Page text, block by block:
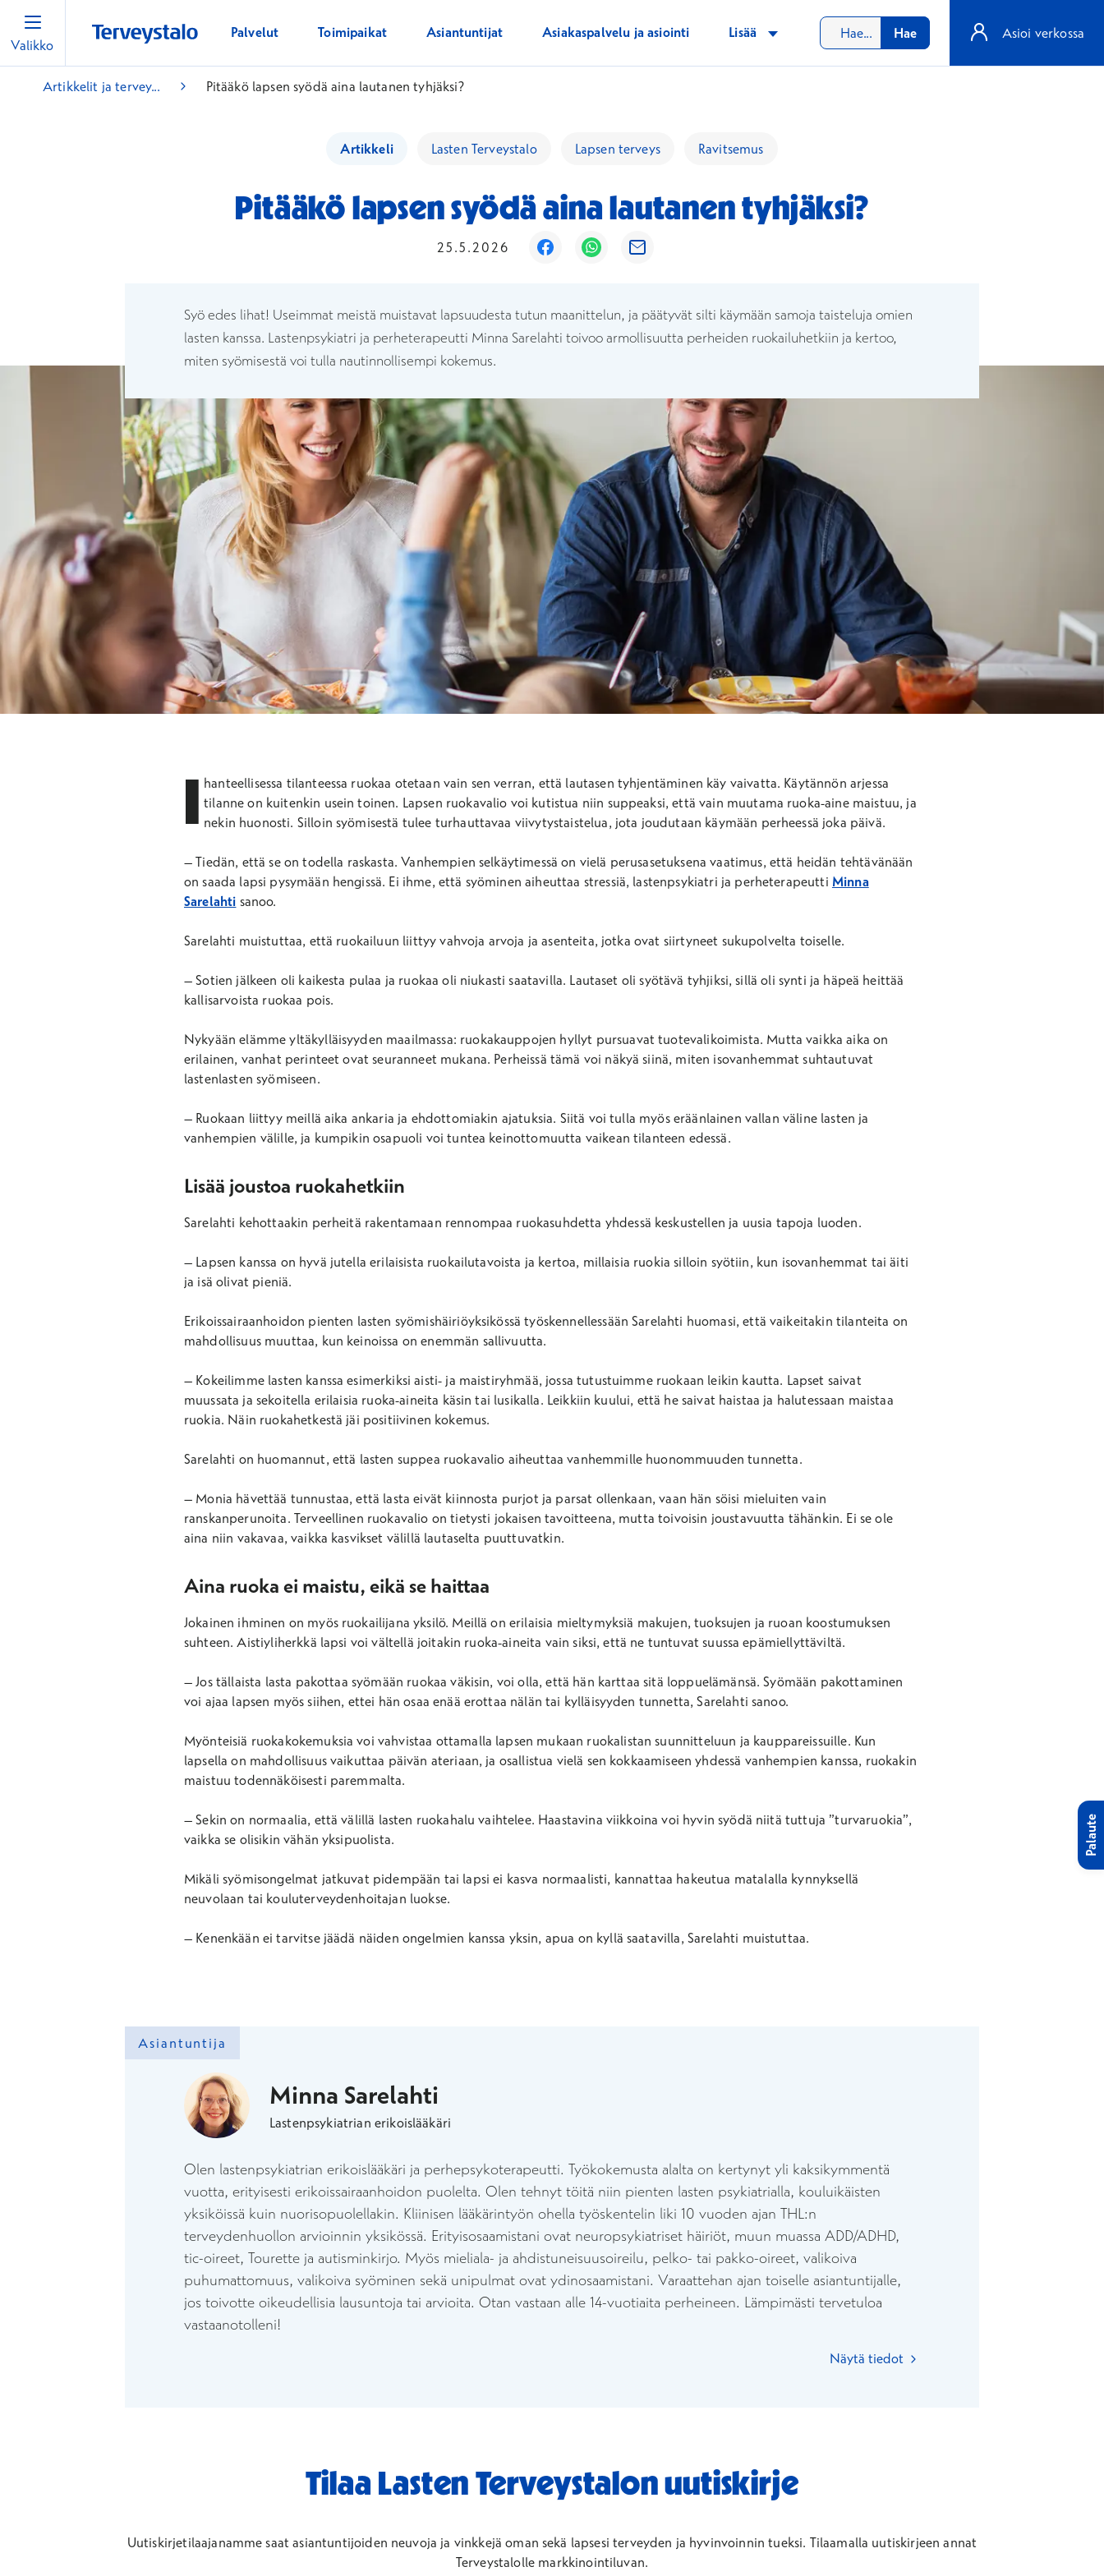
Valikko
Palvelut Toimipaikat Asiantuntijat Asiakaspalvelu ja asiointi Lisää Hae Asioi verkossa
Artikkelit ja tervey... Pitääkö lapsen syödä aina lautanen tyhjäksi?
Artikkeli Lasten Terveystalo Lapsen terveys Ravitsemus
Pitääkö lapsen syödä aina lautanen tyhjäksi?
25.5.2026 Avautuu uuteen ikkunaan
Avautuu uuteen ikkunaan
Avautuu uuteen ikkunaan
Syö edes lihat! Useimmat meistä muistavat lapsuudesta tutun maanittelun, ja päätyvät silti käymään samoja taisteluja omien
lasten kanssa. Lastenpsykiatri ja perheterapeutti Minna Sarelahti toivoo armollisuutta perheiden ruokailuhetkiin ja kertoo,
miten syömisestä voi tulla nautinnollisempi kokemus.
I hanteellisessa tilanteessa ruokaa otetaan vain sen verran, että lautasen tyhjentäminen käy vaivatta. Käytännön arjessa
tilanne on kuitenkin usein toinen. Lapsen ruokavalio voi kutistua niin suppeaksi, että vain muutama ruoka-aine maistuu, ja
nekin huonosti. Silloin syömisestä tulee turhauttavaa viivytystaistelua, jota joudutaan käymään perheessä joka päivä.
– Tiedän, että se on todella raskasta. Vanhempien selkäytimessä on vielä perusasetuksena vaatimus, että heidän tehtävänään
on saada lapsi pysymään hengissä. Ei ihme, että syöminen aiheuttaa stressiä, lastenpsykiatri ja perheterapeutti Minna
Sarelahti sanoo.
Sarelahti muistuttaa, että ruokailuun liittyy vahvoja arvoja ja asenteita, jotka ovat siirtyneet sukupolvelta toiselle.
– Sotien jälkeen oli kaikesta pulaa ja ruokaa oli niukasti saatavilla. Lautaset oli syötävä tyhjiksi, sillä oli synti ja häpeä heittää
kallisarvoista ruokaa pois.
Nykyään elämme yltäkylläisyyden maailmassa: ruokakauppojen hyllyt pursuavat tuotevalikoimista. Mutta vaikka aika on
erilainen, vanhat perinteet ovat seuranneet mukana. Perheissä tämä voi näkyä siinä, miten isovanhemmat suhtautuvat
lastenlasten syömiseen.
– Ruokaan liittyy meillä aika ankaria ja ehdottomiakin ajatuksia. Siitä voi tulla myös eräänlainen vallan väline lasten ja
vanhempien välille, ja kumpikin osapuoli voi tuntea keinottomuutta vaikean tilanteen edessä.
Lisää joustoa ruokahetkiin
Sarelahti kehottaakin perheitä rakentamaan rennompaa ruokasuhdetta yhdessä keskustellen ja uusia tapoja luoden.
– Lapsen kanssa on hyvä jutella erilaisista ruokailutavoista ja kertoa, millaisia ruokia silloin syötiin, kun isovanhemmat tai äiti
ja isä olivat pieniä.
Erikoissairaanhoidon pienten lasten syömishäiriöyksikössä työskennellessään Sarelahti huomasi, että vaikeitakin tilanteita on
mahdollisuus muuttaa, kun keinoissa on enemmän sallivuutta.
– Kokeilimme lasten kanssa esimerkiksi aisti- ja maistiryhmää, jossa tutustuimme ruokaan leikin kautta. Lapset saivat
muussata ja sekoitella erilaisia ruoka-aineita käsin tai lusikalla. Leikkiin kuului, että he saivat haistaa ja halutessaan maistaa
ruokia. Näin ruokahetkestä jäi positiivinen kokemus.
Sarelahti on huomannut, että lasten suppea ruokavalio aiheuttaa vanhemmille huonommuuden tunnetta.
– Monia hävettää tunnustaa, että lasta eivät kiinnosta purjot ja parsat ollenkaan, vaan hän söisi mieluiten vain
ranskanperunoita. Terveellinen ruokavalio on tietysti jokaisen tavoitteena, mutta toivoisin joustavuutta tähänkin. Ei se ole
aina niin vakavaa, vaikka kasvikset välillä lautaselta puuttuvatkin.
Aina ruoka ei maistu, eikä se haittaa
Jokainen ihminen on myös ruokailijana yksilö. Meillä on erilaisia mieltymyksiä makujen, tuoksujen ja ruoan koostumuksen
suhteen. Aistiyliherkkä lapsi voi vältellä joitakin ruoka-aineita vain siksi, että ne tuntuvat suussa epämiellyttäviltä.
– Jos tällaista lasta pakottaa syömään ruokaa väkisin, voi olla, että hän karttaa sitä loppuelämänsä. Syömään pakottaminen
voi ajaa lapsen myös siihen, ettei hän osaa enää erottaa nälän tai kylläisyyden tunnetta, Sarelahti sanoo.
Myönteisiä ruokakokemuksia voi vahvistaa ottamalla lapsen mukaan ruokalistan suunnitteluun ja kauppareissuille. Kun
lapsella on mahdollisuus vaikuttaa päivän ateriaan, ja osallistua vielä sen kokkaamiseen yhdessä vanhempien kanssa, ruokakin
maistuu todennäköisesti paremmalta.
– Sekin on normaalia, että välillä lasten ruokahalu vaihtelee. Haastavina viikkoina voi hyvin syödä niitä tuttuja ”turvaruokia”,
vaikka se olisikin vähän yksipuolista.
Mikäli syömisongelmat jatkuvat pidempään tai lapsi ei kasva normaalisti, kannattaa hakeutua matalalla kynnyksellä
neuvolaan tai kouluterveydenhoitajan luokse.
– Kenenkään ei tarvitse jäädä näiden ongelmien kanssa yksin, apua on kyllä saatavilla, Sarelahti muistuttaa.
Asiantuntija
Minna Sarelahti
Lastenpsykiatrian erikoislääkäri
Olen lastenpsykiatrian erikoislääkäri ja perhepsykoterapeutti. Työkokemusta alalta on kertynyt yli kaksikymmentä
vuotta, erityisesti erikoissairaanhoidon puolelta. Olen tehnyt töitä niin pienten lasten psykiatrialla, kouluikäisten
yksiköissä kuin nuorisopuolellakin. Kliinisen lääkärintyön ohella työskentelin liki 10 vuoden ajan THL:n
terveydenhuollon arvioinnin yksikössä. Erityisosaamistani ovat neuropsykiatriset häiriöt, muun muassa ADD/ADHD,
tic-oireet, Tourette ja autisminkirjo. Myös mieliala- ja ahdistuneisuusoireilu, pelko- tai pakko-oireet, valikoiva
puhumattomuus, valikoiva syöminen sekä unipulmat ovat ydinosaamistani. Varaattehan ajan toiselle asiantuntijalle,
jos toivotte oikeudellisia lausuntoja tai arvioita. Otan vastaan alle 14-vuotiaita perheineen. Lämpimästi tervetuloa
vastaanotolleni!
Näytä tiedot
Tilaa Lasten Terveystalon uutiskirje
Uutiskirjetilaajanamme saat asiantuntijoiden neuvoja ja vinkkejä oman sekä lapsesi terveyden ja hyvinvoinnin tueksi. Tilaamalla uutiskirjeen annat
Terveystalolle markkinointiluvan.
Palaute